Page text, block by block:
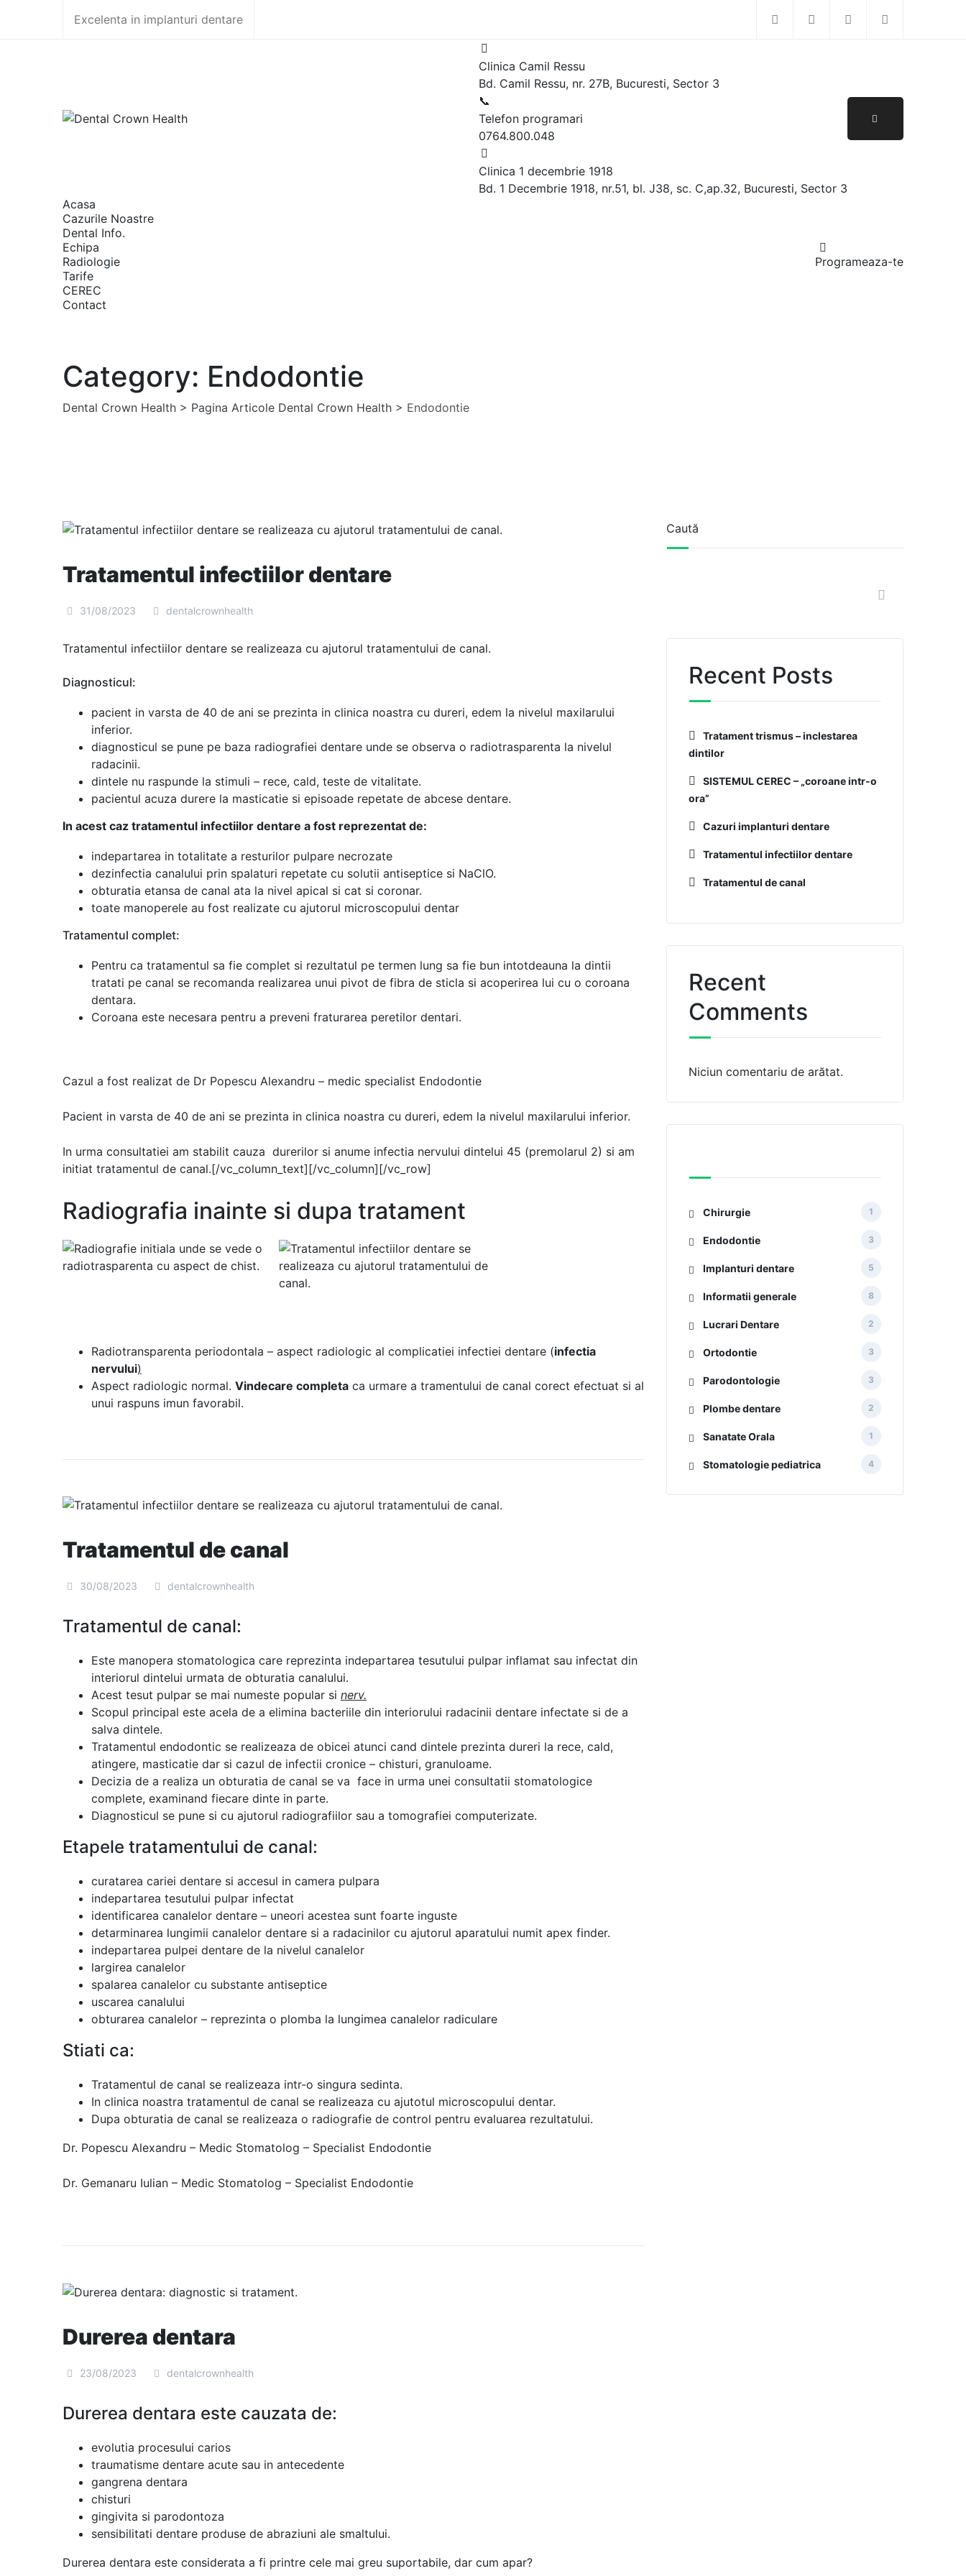
Excelenta in implanturi dentare
Clinica Camil Ressu
Bd. Camil Ressu, nr. 27B, Bucuresti, Sector 3
Telefon programari
0764.800.048
Clinica 1 decembrie 1918
Bd. 1 Decembrie 1918, nr.51, bl. J38, sc. C,ap.32, Bucuresti, Sector 3
Acasa
Cazurile Noastre
Dental Info.
Echipa
Radiologie
Tarife
CEREC
Contact
Programeaza-te
Category: Endodontie
Dental Crown Health > Pagina Articole Dental Crown Health > Endodontie
Tratamentul infectiilor dentare
31/08/2023 dentalcrownhealth
Tratamentul infectiilor dentare se realizeaza cu ajutorul tratamentului de canal.
Diagnosticul:
pacient in varsta de 40 de ani se prezinta in clinica noastra cu dureri, edem la nivelul maxilarului
inferior.
diagnosticul se pune pe baza radiografiei dentare unde se observa o radiotrasparenta la nivelul
radacinii.
dintele nu raspunde la stimuli – rece, cald, teste de vitalitate.
pacientul acuza durere la masticatie si episoade repetate de abcese dentare.
In acest caz tratamentul infectiilor dentare a fost reprezentat de:
indepartarea in totalitate a resturilor pulpare necrozate
dezinfectia canalului prin spalaturi repetate cu solutii antiseptice si NaClO.
obturatia etansa de canal ata la nivel apical si cat si coronar.
toate manoperele au fost realizate cu ajutorul microscopului dentar
Tratamentul complet:
Pentru ca tratamentul sa fie complet si rezultatul pe termen lung sa fie bun intotdeauna la dintii
tratati pe canal se recomanda realizarea unui pivot de fibra de sticla si acoperirea lui cu o coroana
dentara.
Coroana este necesara pentru a preveni fraturarea peretilor dentari.
Cazul a fost realizat de Dr Popescu Alexandru – medic specialist Endodontie
Pacient in varsta de 40 de ani se prezinta in clinica noastra cu dureri, edem la nivelul maxilarului inferior.
In urma consultatiei am stabilit cauza durerilor si anume infectia nervului dintelui 45 (premolarul 2) si am
initiat tratamentul de canal.[/vc_column_text][/vc_column][/vc_row]
Radiografia inainte si dupa tratament
Radiotransparenta periodontala – aspect radiologic al complicatiei infectiei dentare (infectia
nervului)
Aspect radiologic normal. Vindecare completa ca urmare a tramentului de canal corect efectuat si al
unui raspuns imun favorabil.
Tratamentul de canal
30/08/2023 dentalcrownhealth
Tratamentul de canal:
Este manopera stomatologica care reprezinta indepartarea tesutului pulpar inflamat sau infectat din
interiorul dintelui urmata de obturatia canalului.
Acest tesut pulpar se mai numeste popular si nerv.
Scopul principal este acela de a elimina bacteriile din interiorului radacinii dentare infectate si de a
salva dintele.
Tratamentul endodontic se realizeaza de obicei atunci cand dintele prezinta dureri la rece, cald,
atingere, masticatie dar si cazul de infectii cronice – chisturi, granuloame.
Decizia de a realiza un obturatia de canal se va face in urma unei consultatii stomatologice
complete, examinand fiecare dinte in parte.
Diagnosticul se pune si cu ajutorul radiografiilor sau a tomografiei computerizate.
Etapele tratamentului de canal:
curatarea cariei dentare si accesul in camera pulpara
indepartarea tesutului pulpar infectat
identificarea canalelor dentare – uneori acestea sunt foarte inguste
detarminarea lungimii canalelor dentare si a radacinilor cu ajutorul aparatului numit apex finder.
indepartarea pulpei dentare de la nivelul canalelor
largirea canalelor
spalarea canalelor cu substante antiseptice
uscarea canalului
obturarea canalelor – reprezinta o plomba la lungimea canalelor radiculare
Stiati ca:
Tratamentul de canal se realizeaza intr-o singura sedinta.
In clinica noastra tratamentul de canal se realizeaza cu ajutotul microscopului dentar.
Dupa obturatia de canal se realizeaza o radiografie de control pentru evaluarea rezultatului.
Dr. Popescu Alexandru – Medic Stomatolog – Specialist Endodontie
Dr. Gemanaru Iulian – Medic Stomatolog – Specialist Endodontie
Durerea dentara
23/08/2023 dentalcrownhealth
Durerea dentara este cauzata de:
evolutia procesului carios
traumatisme dentare acute sau in antecedente
gangrena dentara
chisturi
gingivita si parodontoza
sensibilitati dentare produse de abraziuni ale smaltului.
Durerea dentara este considerata a fi printre cele mai greu suportabile, dar cum apar?
Caută
Recent Posts
Tratament trismus – inclestarea
dintilor
SISTEMUL CEREC – „coroane intr-o
ora”
Cazuri implanturi dentare
Tratamentul infectiilor dentare
Tratamentul de canal
Recent
Comments
Niciun comentariu de arătat.
Chirurgie 1
Endodontie 3
Implanturi dentare 5
Informatii generale 8
Lucrari Dentare 2
Ortodontie 3
Parodontologie 3
Plombe dentare 2
Sanatate Orala 1
Stomatologie pediatrica 4